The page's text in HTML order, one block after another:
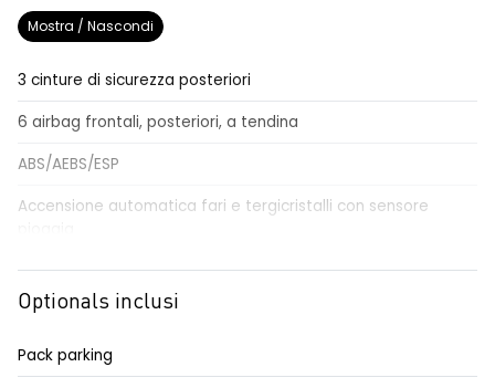
Mostra / Nascondi
3 cinture di sicurezza posteriori
6 airbag frontali, posteriori, a tendina
ABS/AEBS/ESP
Accensione automatica fari e tergicristalli con sensore
Adaptative cruise control
Airbag per il conducente e passeggero
Alzacristalli elettrici impulsionali anteriori e posteriori
Optionals inclusi
Pack parking